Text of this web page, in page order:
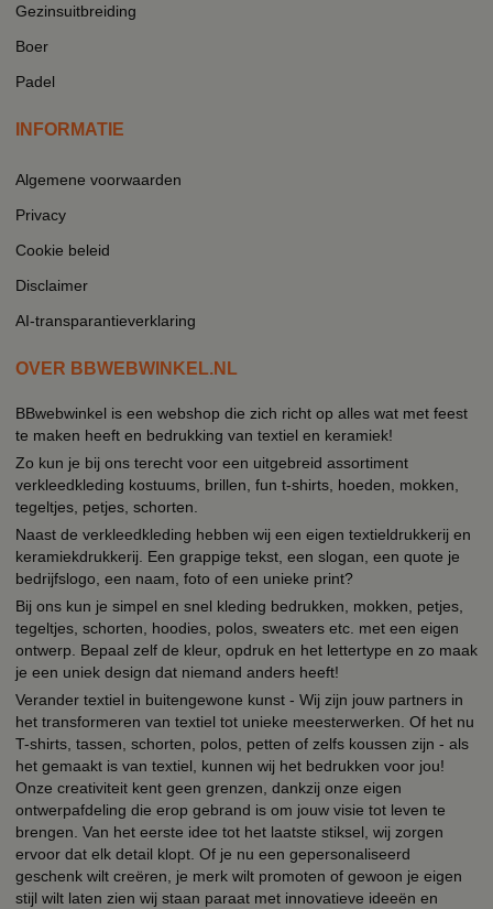
Gezinsuitbreiding
Boer
Padel
INFORMATIE
Algemene voorwaarden
Privacy
Cookie beleid
Disclaimer
AI-transparantieverklaring
OVER BBWEBWINKEL.NL
BBwebwinkel is een webshop die zich richt op alles wat met feest
te maken heeft en bedrukking van textiel en keramiek!
Zo kun je bij ons terecht voor een uitgebreid assortiment
verkleedkleding kostuums, brillen, fun t-shirts, hoeden, mokken,
tegeltjes, petjes, schorten.
Naast de verkleedkleding hebben wij een eigen textieldrukkerij en
keramiekdrukkerij. Een grappige tekst, een slogan, een quote je
bedrijfslogo, een naam, foto of een unieke print?
Bij ons kun je simpel en snel kleding bedrukken, mokken, petjes,
tegeltjes, schorten, hoodies, polos, sweaters etc. met een eigen
ontwerp. Bepaal zelf de kleur, opdruk en het lettertype en zo maak
je een uniek design dat niemand anders heeft!
Verander textiel in buitengewone kunst - Wij zijn jouw partners in
het transformeren van textiel tot unieke meesterwerken. Of het nu
T-shirts, tassen, schorten, polos, petten of zelfs koussen zijn - als
het gemaakt is van textiel, kunnen wij het bedrukken voor jou!
Onze creativiteit kent geen grenzen, dankzij onze eigen
ontwerpafdeling die erop gebrand is om jouw visie tot leven te
brengen. Van het eerste idee tot het laatste stiksel, wij zorgen
ervoor dat elk detail klopt. Of je nu een gepersonaliseerd
geschenk wilt creëren, je merk wilt promoten of gewoon je eigen
stijl wilt laten zien wij staan paraat met innovatieve ideeën en